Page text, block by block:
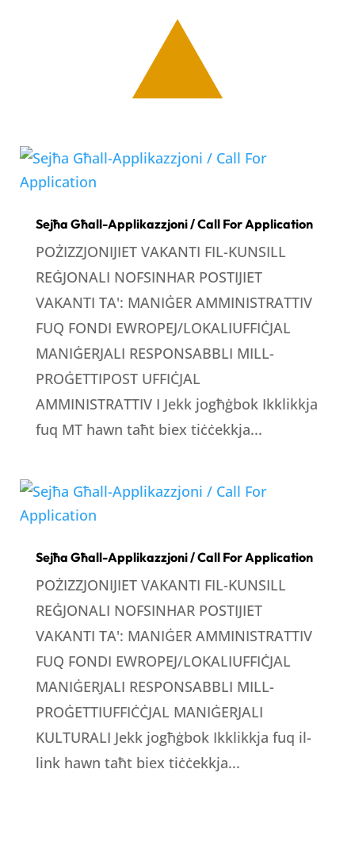
Sejħa Għall-Applikazzjoni / Call For Application
POŻIZZJONIJIET VAKANTI FIL-KUNSILL
REĠJONALI NOFSINHAR POSTIJIET
VAKANTI TA': MANIĠER AMMINISTRATTIV
FUQ FONDI EWROPEJ/LOKALIUFFIĊJAL
MANIĠERJALI RESPONSABBLI MILL-
PROĠETTIPOST UFFIĊJAL
AMMINISTRATTIV I Jekk jogħġbok Ikklikkja
fuq MT hawn taħt biex tiċċekkja...
Sejħa Għall-Applikazzjoni / Call For Application
POŻIZZJONIJIET VAKANTI FIL-KUNSILL
REĠJONALI NOFSINHAR POSTIJIET
VAKANTI TA': MANIĠER AMMINISTRATTIV
FUQ FONDI EWROPEJ/LOKALIUFFIĊJAL
MANIĠERJALI RESPONSABBLI MILL-
PROĠETTIUFFIĊĊJAL MANIĠERJALI
KULTURALI Jekk jogħġbok Ikklikkja fuq il-
link hawn taħt biex tiċċekkja...